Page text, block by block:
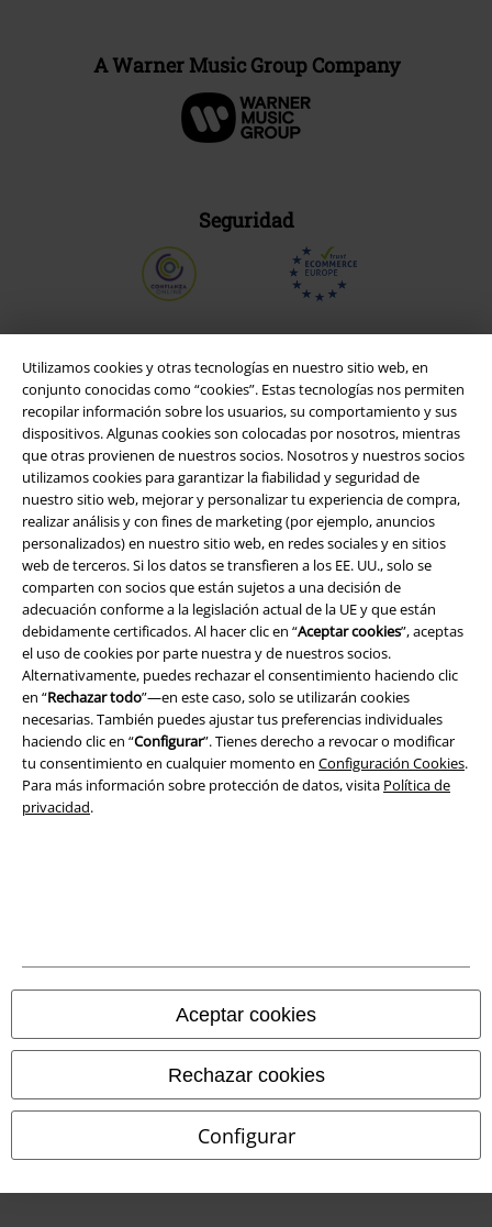
Utilizamos cookies y otras tecnologías en nuestro sitio web, en
conjunto conocidas como “cookies”. Estas tecnologías nos permiten
recopilar información sobre los usuarios, su comportamiento y sus
dispositivos. Algunas cookies son colocadas por nosotros, mientras
que otras provienen de nuestros socios. Nosotros y nuestros socios
utilizamos cookies para garantizar la fiabilidad y seguridad de
nuestro sitio web, mejorar y personalizar tu experiencia de compra,
realizar análisis y con fines de marketing (por ejemplo, anuncios
personalizados) en nuestro sitio web, en redes sociales y en sitios
web de terceros. Si los datos se transfieren a los EE. UU., solo se
comparten con socios que están sujetos a una decisión de
adecuación conforme a la legislación actual de la UE y que están
debidamente certificados. Al hacer clic en “Aceptar cookies”, aceptas
el uso de cookies por parte nuestra y de nuestros socios.
Alternativamente, puedes rechazar el consentimiento haciendo clic
en “Rechazar todo”—en este caso, solo se utilizarán cookies
necesarias. También puedes ajustar tus preferencias individuales
haciendo clic en “Configurar”. Tienes derecho a revocar o modificar
tu consentimiento en cualquier momento en Configuración Cookies.
Para más información sobre protección de datos, visita Política de
privacidad.
Aceptar cookies
Rechazar cookies
Configurar
A Warner Music Group Company
Seguridad
Legal
Términos y Condiciones
Aviso Legal
Ley protección de datos
Eliminación de residuos y protección del medioambiente
Declaración de Conformidad
© 1986-2026 E.M.P. Merchandising HGmbH
Tiendas EMP online